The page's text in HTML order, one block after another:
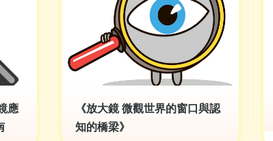
應
《放大鏡 微觀世界的窗口與認
知的橋梁》